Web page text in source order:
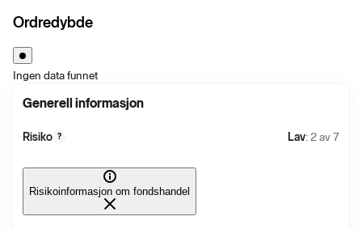
Ordredybde
Ingen data funnet
Generell informasjon
Risiko ? Lav: 2 av 7
Risikoinformasjon om fondshandel